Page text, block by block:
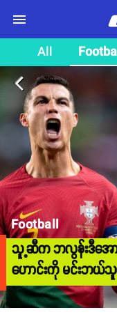
All
arrow_back_ios
Football
သူ့ဆီက ဘလွန်းဒီအော
ဟောင်းကို မင်းဘယ်သူ